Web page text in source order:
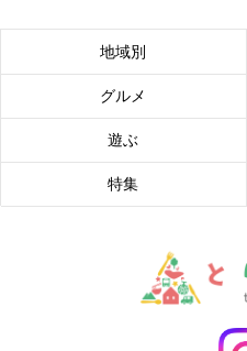
地域別
グルメ
遊ぶ
特集